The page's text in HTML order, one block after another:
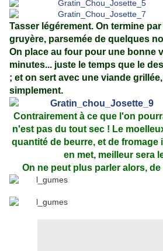
Tasser légérement. On termine
gruyère, parsemée de quelques
On place au four pour une bonne
minutes... juste le temps que le
; et on sert avec une viande
simplement.
Contrairement à ce que l'on
n'est pas du tout sec ! Le
quantité de beurre, et de fromage
en met, meilleur sera
On ne peut plus parler alors,